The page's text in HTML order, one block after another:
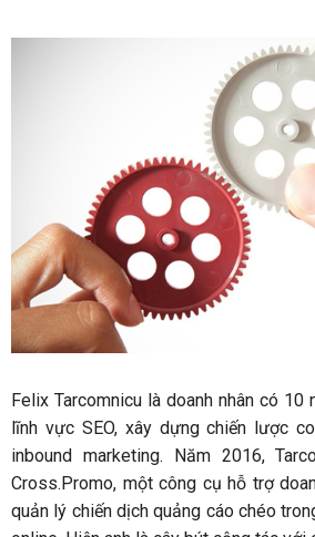
Felix Tarcomnicu là doanh nhân có 10
lĩnh vực SEO, xây dựng chiến lược
inbound marketing. Năm 2016,
Cross.Promo, một công cụ hỗ trợ
quản lý chiến dịch quảng cáo chéo